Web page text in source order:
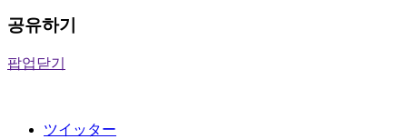
공유하기
팝업닫기
ツイッター